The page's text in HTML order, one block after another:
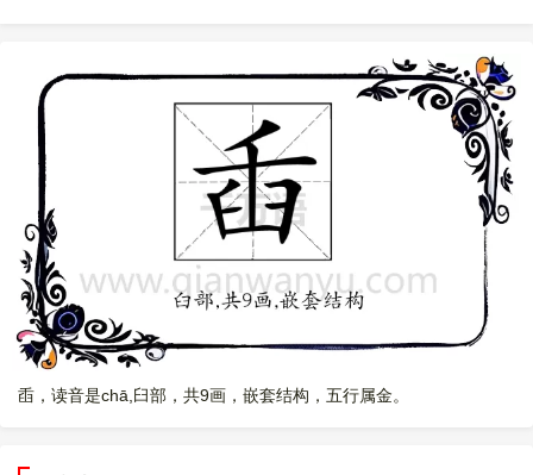
臿，读音是chā,臼部，共9画，嵌套结构，五行属金。